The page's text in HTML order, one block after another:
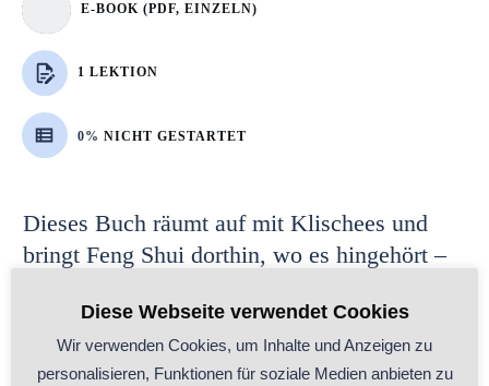
E-BOOK (PDF, EINZELN)
1 LEKTION
0% NICHT GESTARTET
Dieses Buch räumt auf mit Klischees und
bringt Feng Shui dorthin, wo es hingehört –
Kein Symboldenken, keine komplizierten
Regeln, sondern ein klarer, praktischer Weg,
Diese Webseite verwendet Cookies
Wir verwenden Cookies, um Inhalte und Anzeigen zu
personalisieren, Funktionen für soziale Medien anbieten zu